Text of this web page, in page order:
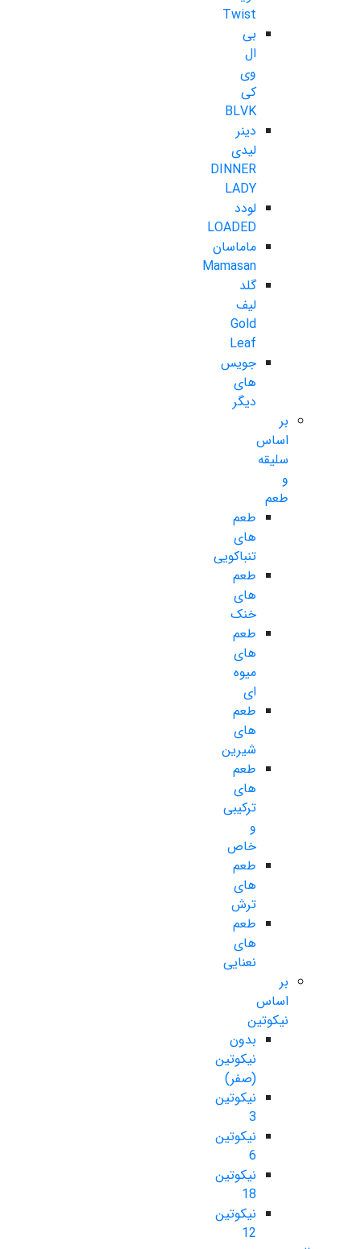
Twist
بی
ال
وی
کی
BLVK
دینر
لیدی
DINNER
LADY
لودد
LOADED
ماماسان
Mamasan
گلد
لیف
Gold
Leaf
جویس
های
دیگر
بر
اساس
سلیقه
و
طعم
طعم
های
تنباکویی
طعم
های
خنک
طعم
های
میوه
ای
طعم
های
شیرین
طعم
های
ترکیبی
و
خاص
طعم
های
ترش
طعم
های
نعنایی
بر
اساس
نیکوتین
بدون
نیکوتین
(صفر)
نیکوتین
3
نیکوتین
6
نیکوتین
18
نیکوتین
12